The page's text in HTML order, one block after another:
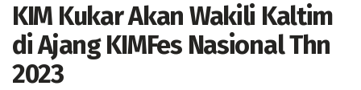
KIM Kukar Akan Wakili Kaltim
di Ajang KIMFes Nasional Thn
2023